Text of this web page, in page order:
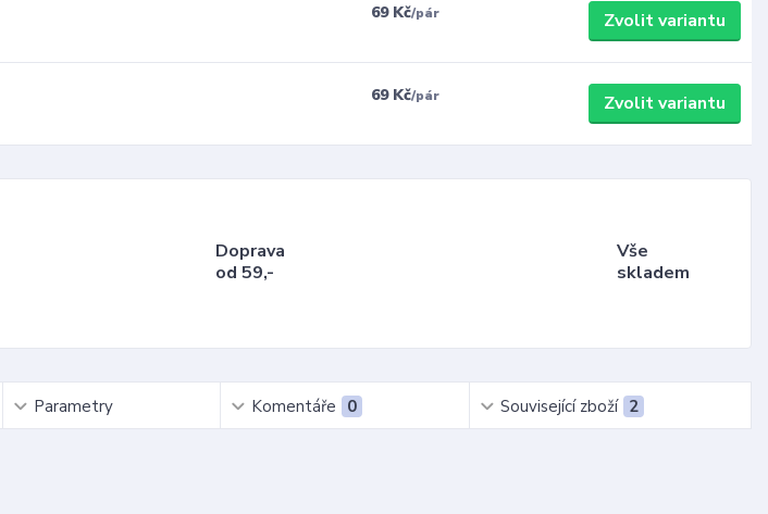
69 Kč/pár Zvolit variantu
69 Kč/pár Zvolit variantu
Doprava
od 59,-
Vše
skladem
Parametry Komentáře 0 Související zboží 2